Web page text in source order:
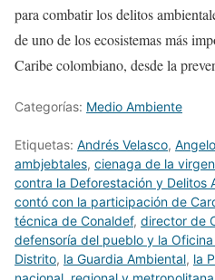
para combatir los delitos
de uno de los ecosistemas más
Caribe colombiano, desde la
Categorías: Medio Ambiente
Etiquetas: Andrés Velasco,
ambjebtales, cienaga de la virgen
contra la Deforestación y Delitos
contó con la participación de
técnica de Conaldef, director de
defensoría del pueblo y la
Distrito, la Guardia Ambiental, la